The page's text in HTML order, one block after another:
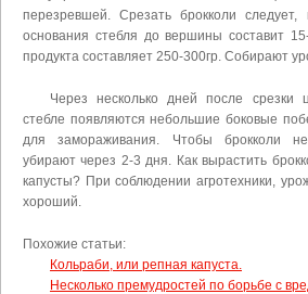
перезревшей. Срезать брокколи следует,
основания стебля до вершины составит
продукта составляет 250-300гр. Собирают
Через несколько дней после срезки
стебле появляются небольшие боковые
для замораживания. Чтобы брокколи
убирают через 2-3 дня. Как вырастить
капусты? При соблюдении агротехники,
хороший.
Похожие статьи:
Кольраби, или репная капуста.
Несколько премудростей по борьбе с